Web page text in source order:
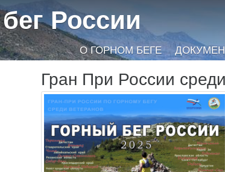
России
О ГОРНОМ БЕГЕ
Гран При России